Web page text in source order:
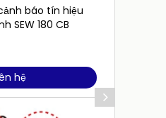
báo tín hiệu
SEW 180 CB
hệ